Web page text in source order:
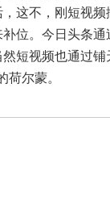
这不，刚短视
位。今日头条
短视频也通过
荷尔蒙。